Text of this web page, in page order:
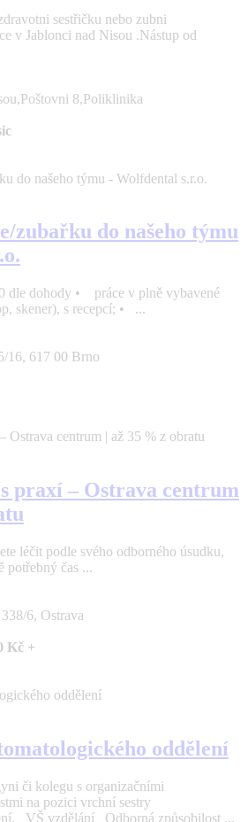
sestřičku nebo zubni
v Jablonci nad Nisou .Nástup od
8,Poliklinika
zubařku do našeho týmu
dohody • práce v plně vybavené
skener), s recepcí; • ...
16, 617 00 Brno
praxí – Ostrava centrum
léčit podle svého odborného úsudku,
potřebný čas ...
6, Ostrava
Kč +
oddělení
či kolegu s organizačními
na pozici vrchní sestry
VŠ vzdělání Odborná způsobilost ...